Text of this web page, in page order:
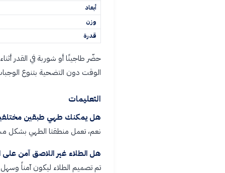
أبعاد
وزن
قدرة
حضّر طاجينًا أو شوربة في القدر
الوقت دون التضحية بتنوع
التعليمات
هل يمكنك طهي طبقين
نعم، تعمل منطقتا الطهي بشكل
هل الطلاء غير اللاصق آمن
تم تصميم الطلاء ليكون آمناً